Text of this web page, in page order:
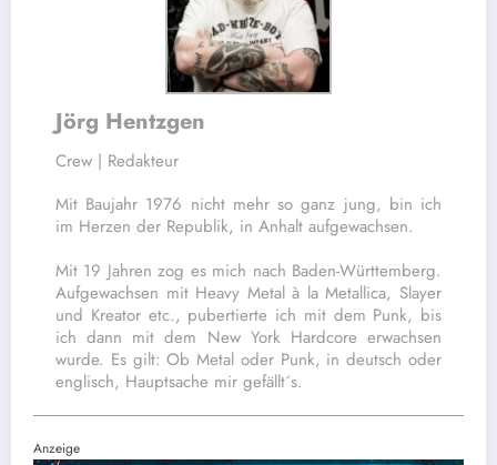
Jörg Hentzgen
Crew | Redakteur
Mit Baujahr 1976 nicht mehr so ganz jung, bin ich
im Herzen der Republik, in Anhalt aufgewachsen.
Mit 19 Jahren zog es mich nach Baden-Württemberg.
Aufgewachsen mit Heavy Metal à la Metallica, Slayer
und Kreator etc., pubertierte ich mit dem Punk, bis
ich dann mit dem New York Hardcore erwachsen
wurde. Es gilt: Ob Metal oder Punk, in deutsch oder
englisch, Hauptsache mir gefällt´s.
Anzeige